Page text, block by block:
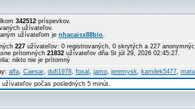
342512 príspevkov.
užívateľov.
užívateľom je nhacaisx88bio.
227 užívateľov: 0 registrovaných, 0 skrytých a 227
prítomných 21832 užívateľov dňa St júl 29, 2026 02:45:27.
nikto nie je prítomný
alfa, Caesar, dufi1978, foxal , jamo, jeremysk, kamilek5477,
počas posledných 5 minút.